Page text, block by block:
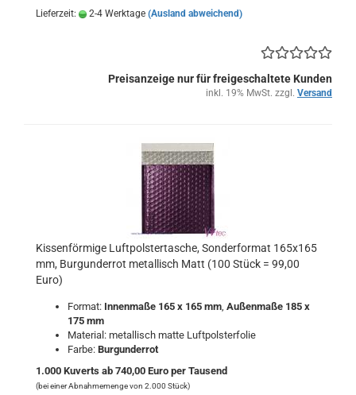
Lieferzeit: 2-4 Werktage (Ausland abweichend)
Preisanzeige nur für freigeschaltete Kunden
inkl. 19% MwSt. zzgl. Versand
Kissenförmige Luftpolstertasche, Sonderformat 165x165
mm, Burgunderrot metallisch Matt (100 Stück = 99,00
Euro)
Format: Innenmaße 165 x 165 mm, Außenmaße 185 x
175 mm
Material: metallisch matte Luftpolsterfolie
Farbe: Burgunderrot
1.000 Kuverts ab 740,00 Euro per Tausend
(bei einer Abnahmemenge von 2.000 Stück)